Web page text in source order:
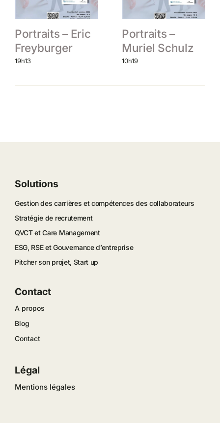
Portraits – Eric
Freyburger
19h13
Portraits –
Muriel Schulz
10h19
Solutions
Gestion des carrières et compétences des collaborateurs
Stratégie de recrutement
QVCT et Care Management
ESG, RSE et Gouvernance d’entreprise
Pitcher son projet, Start up
Contact
A propos
Blog
Contact
Légal
Mentions légales